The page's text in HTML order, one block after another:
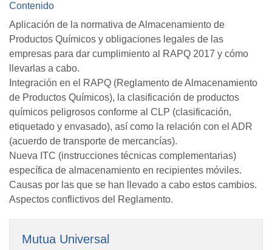
Contenido
Aplicación de la normativa de Almacenamiento de
Productos Químicos y obligaciones legales de las
empresas para dar cumplimiento al RAPQ 2017 y cómo
llevarlas a cabo.
Integración en el RAPQ (Reglamento de Almacenamiento
de Productos Químicos), la clasificación de productos
químicos peligrosos conforme al CLP (clasificación,
etiquetado y envasado), así como la relación con el ADR
(acuerdo de transporte de mercancías).
Nueva ITC (instrucciones técnicas complementarias)
específica de almacenamiento en recipientes móviles.
Causas por las que se han llevado a cabo estos cambios.
Aspectos conflictivos del Reglamento.
Mutua Universal